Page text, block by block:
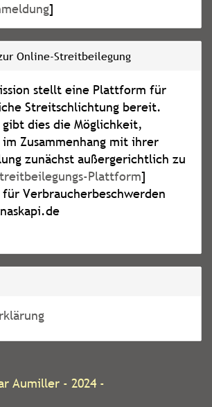
]
Online-Streitbeilegung
stellt eine Plattform für
Streitschlichtung bereit.
dies die Möglichkeit,
Zusammenhang mit ihrer
zunächst außergerichtlich zu
Plattform]
für Verbraucherbeschwerden
Aumiller - 2024 -